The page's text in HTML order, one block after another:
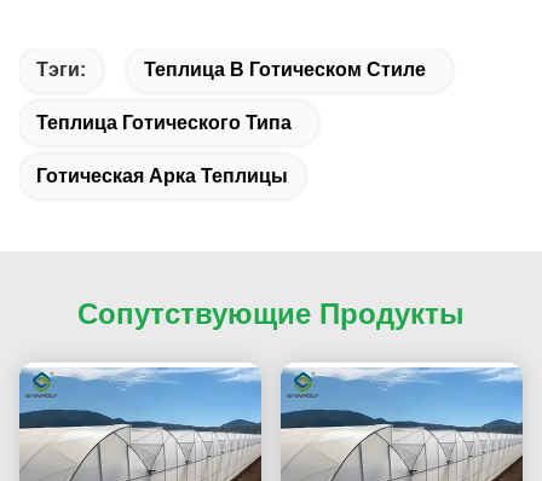
Тэги: Теплица В Готическом Стиле
Теплица Готического Типа
Готическая Арка Теплицы
Сопутствующие Продукты